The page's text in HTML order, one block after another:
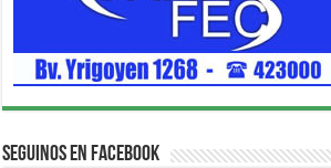
Seguinos en Facebook